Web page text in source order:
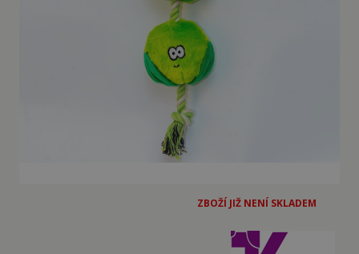
ZBOŽÍ JIŽ NENÍ SKLADEM